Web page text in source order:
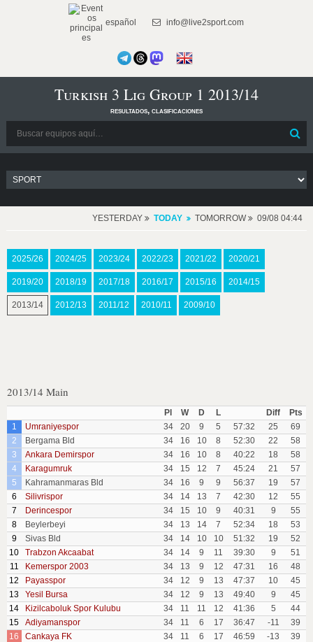
español info@live2sport.com
Turkish 3 Lig Group 1 2013/14
resultados, clasificaciones
YESTERDAY TODAY TOMORROW 09/08 04:44
2025/26 2024/25 2023/24 2022/23 2021/22 2020/21
2019/20 2018/19 2017/18 2016/17 2015/16 2014/15
2013/14 2012/13 2011/12 2010/11 2009/10
2013/14 Main
Pl W D L Diff
Pts
1
Umraniyespor 34 20 9 5 57:32 25
69
2
Bergama Bld 34 16 10 8 52:30 22
58
3
Ankara Demirspor 34 16 10 8 40:22 18
58
4
Karagumruk 34 15 12 7 45:24 21
57
5
Kahramanmaras Bld 34 16 9 9 56:37 19
57
6
Silivrispor 34 14 13 7 42:30 12
55
7
Derincespor 34 15 10 9 40:31 9
55
8
Beylerbeyi 34 13 14 7 52:34 18
53
9
Sivas Bld 34 14 10 10 51:32 19
52
10
Trabzon Akcaabat 34 14 9 11 39:30 9
51
11
Kemerspor 2003 34 13 9 12 47:31 16
48
12
Payasspor 34 12 9 13 47:37 10
45
13
Yesil Bursa 34 12 9 13 49:40 9
45
14
Kizilcaboluk Spor Kulubu 34 11 11 12 41:36 5
44
15
Adiyamanspor 34 11 6 17 36:47 -11
39
16
Cankaya FK 34 11 6 17 46:59 -13
39